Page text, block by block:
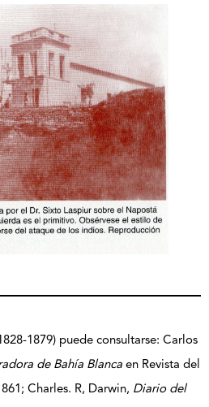
1879) puede consultarse: Carlos
de Bahía Blanca en Revista del
Charles. R, Darwin, Diario del